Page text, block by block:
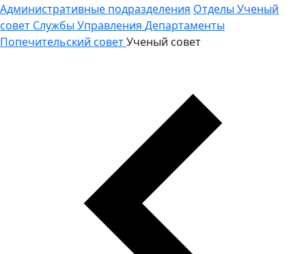
Административные подразделения Отделы Ученый
совет Службы Управления Департаменты
Попечительский советУченый совет